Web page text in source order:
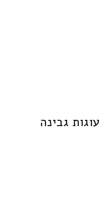
עוגות גבינה